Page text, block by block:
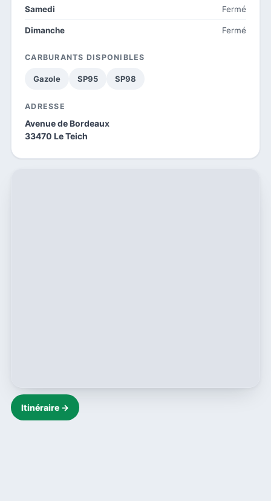
Samedi Fermé
Dimanche Fermé
CARBURANTS DISPONIBLES
Gazole SP95 SP98
ADRESSE
Avenue de Bordeaux
33470 Le Teich
Itinéraire →